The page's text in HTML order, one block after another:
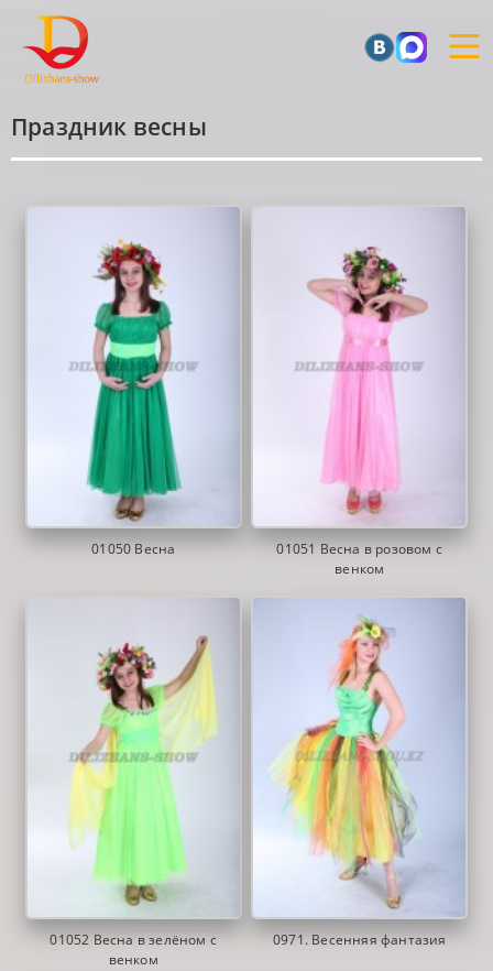
Праздник весны
01050 Весна
01051 Весна в розовом с
венком
01052 Весна в зелёном с
венком
0971. Весенняя фантазия